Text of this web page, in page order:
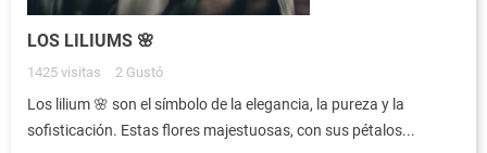
LOS LILIUMS 🌸
1425 visitas 2 Gustó
Los lilium 🌸 son el símbolo de la elegancia, la pureza y la
sofisticación. Estas flores majestuosas, con sus pétalos...